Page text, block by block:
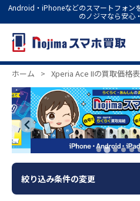
Android・iPhoneなどのスマートフォン
のノジマなら安心
ホーム > Xperia Ace IIの買取価格
絞り込み条件の変更